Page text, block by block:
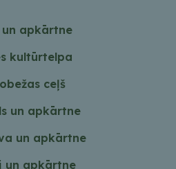
un apkārtne
kultūrtelpa
ceļš
un apkārtne
un apkārtne
un apkārtne